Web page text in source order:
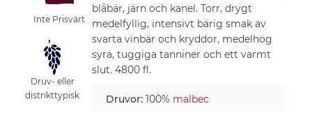
Inte Prisvärt
Druv- eller
distrikttypisk
blåbär, järn och kanel. Torr, drygt
medelfyllig, intensivt bärig smak av
svarta vinbär och kryddor, medelhög
syra, tuggiga tanniner och ett varmt
slut. 4800 fl.
Druvor:100% malbec